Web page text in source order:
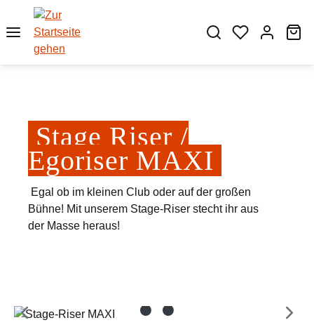
Zum Hauptinhalt springen
Stage Riser /
Egoriser MAXI
Egal ob im kleinen Club oder auf der großen
Bühne! Mit unserem Stage-Riser stecht ihr aus
der Masse heraus!
Bildergalerie überspringen